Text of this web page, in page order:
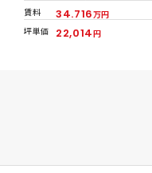
賃料
34.716万円
坪単価
22,014円